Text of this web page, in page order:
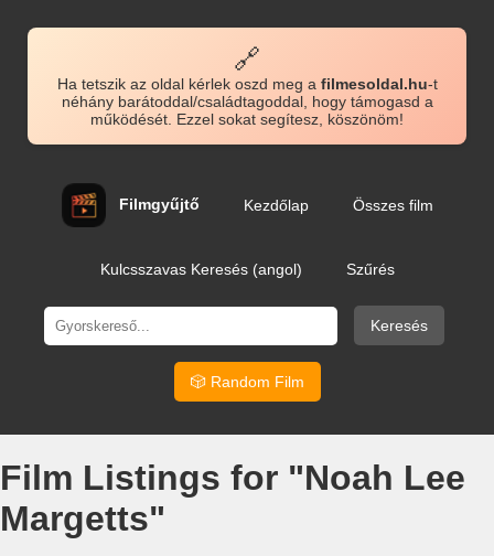
🔗
Ha tetszik az oldal kérlek oszd meg a filmesoldal.hu-t
néhány barátoddal/családtagoddal, hogy támogasd a
működését. Ezzel sokat segítesz, köszönöm!
Filmgyűjtő Kezdőlap Összes film
Kulcsszavas Keresés (angol) Szűrés
Keresés
🎲 Random Film
Film Listings for "Noah Lee
Margetts"